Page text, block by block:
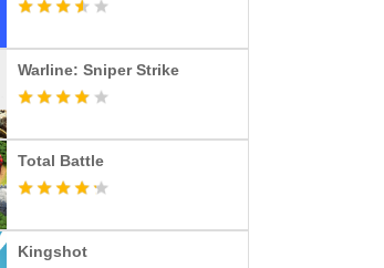
Warline: Sniper Strike
Total Battle
Kingshot